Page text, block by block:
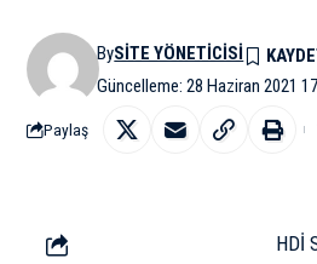
Güncelleme: 28 Haziran 2021
BySITE YÖNETICISI
Paylaş
HDİ